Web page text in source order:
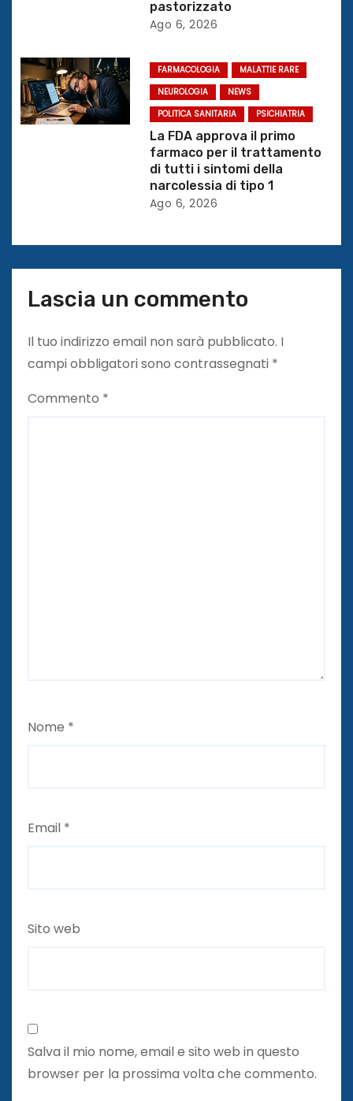
i
c
o
pastorizzato
Ago 6, 2026
FARMACOLOGIA
MALATTIE RARE
NEUROLOGIA
NEWS
POLITICA SANITARIA
PSICHIATRIA
La FDA approva il primo
farmaco per il trattamento
di tutti i sintomi della
narcolessia di tipo 1
Ago 6, 2026
Lascia un commento
Il tuo indirizzo email non sarà pubblicato. I
campi obbligatori sono contrassegnati *
Commento *
Nome *
Email *
Sito web
Salva il mio nome, email e sito web in questo
browser per la prossima volta che commento.